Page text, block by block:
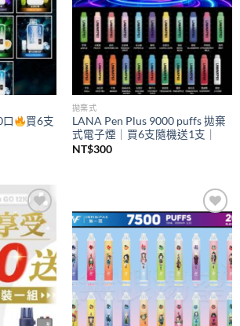
口
買6支
拋棄式
LANA Pen Plus 9000 puffs 拋棄
式電子煙｜買6支隨機送1支｜
NT$300
Add to
wishlist
Add to
wishlist